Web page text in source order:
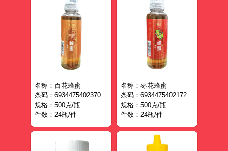
名称：百花蜂蜜
条码：6934475402370
规格：500克/瓶
件数：24瓶/件
名称：枣花蜂蜜
条码：6934475402172
规格：500克/瓶
件数：24瓶/件